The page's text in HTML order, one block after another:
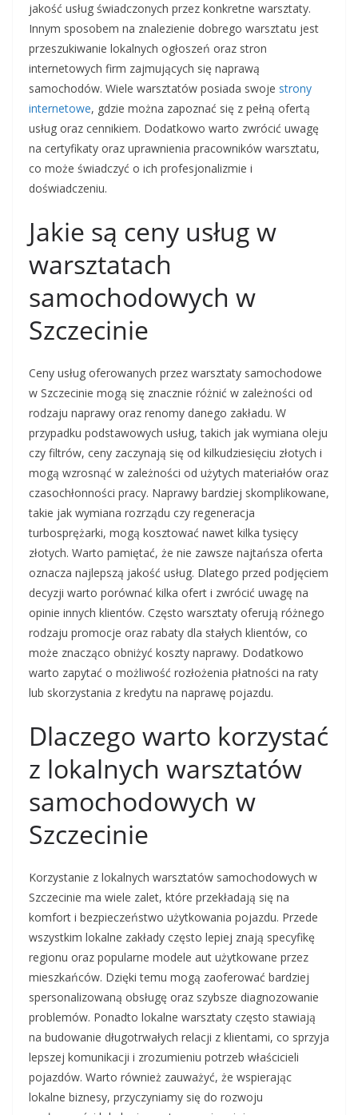
jakość usług świadczonych przez konkretne warsztaty.
Innym sposobem na znalezienie dobrego warsztatu jest
przeszukiwanie lokalnych ogłoszeń oraz stron
internetowych firm zajmujących się naprawą
samochodów. Wiele warsztatów posiada swoje strony
internetowe, gdzie można zapoznać się z pełną ofertą
usług oraz cennikiem. Dodatkowo warto zwrócić uwagę
na certyfikaty oraz uprawnienia pracowników warsztatu,
co może świadczyć o ich profesjonalizmie i
doświadczeniu.
Jakie są ceny usług w
warsztatach
samochodowych w
Szczecinie
Ceny usług oferowanych przez warsztaty samochodowe
w Szczecinie mogą się znacznie różnić w zależności od
rodzaju naprawy oraz renomy danego zakładu. W
przypadku podstawowych usług, takich jak wymiana oleju
czy filtrów, ceny zaczynają się od kilkudziesięciu złotych i
mogą wzrosnąć w zależności od użytych materiałów oraz
czasochłonności pracy. Naprawy bardziej skomplikowane,
takie jak wymiana rozrządu czy regeneracja
turbosprężarki, mogą kosztować nawet kilka tysięcy
złotych. Warto pamiętać, że nie zawsze najtańsza oferta
oznacza najlepszą jakość usług. Dlatego przed podjęciem
decyzji warto porównać kilka ofert i zwrócić uwagę na
opinie innych klientów. Często warsztaty oferują różnego
rodzaju promocje oraz rabaty dla stałych klientów, co
może znacząco obniżyć koszty naprawy. Dodatkowo
warto zapytać o możliwość rozłożenia płatności na raty
lub skorzystania z kredytu na naprawę pojazdu.
Dlaczego warto korzystać
z lokalnych warsztatów
samochodowych w
Szczecinie
Korzystanie z lokalnych warsztatów samochodowych w
Szczecinie ma wiele zalet, które przekładają się na
komfort i bezpieczeństwo użytkowania pojazdu. Przede
wszystkim lokalne zakłady często lepiej znają specyfikę
regionu oraz popularne modele aut użytkowane przez
mieszkańców. Dzięki temu mogą zaoferować bardziej
spersonalizowaną obsługę oraz szybsze diagnozowanie
problemów. Ponadto lokalne warsztaty często stawiają
na budowanie długotrwałych relacji z klientami, co sprzyja
lepszej komunikacji i zrozumieniu potrzeb właścicieli
pojazdów. Warto również zauważyć, że wspierając
lokalne biznesy, przyczyniamy się do rozwoju